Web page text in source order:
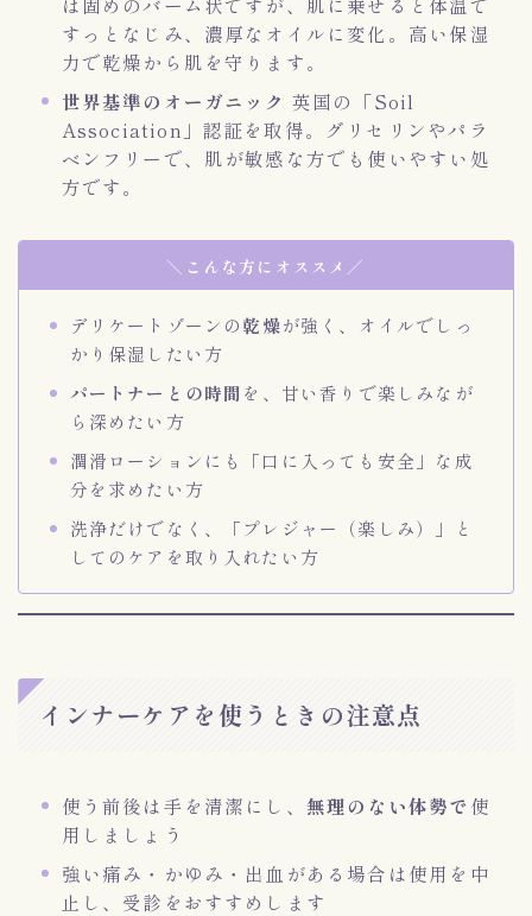
すっとなじみ、濃厚なオイルに変化。高い保湿
力で乾燥から肌を守ります。
世界基準のオーガニック 英国の「Soil
Association」認証を取得。グリセリンやパラ
ベンフリーで、肌が敏感な方でも使いやすい処
方です。
＼こんな方にオススメ／
デリケートゾーンの乾燥が強く、オイルでしっ
かり保湿したい方
パートナーとの時間を、甘い香りで楽しみなが
ら深めたい方
潤滑ローションにも「口に入っても安全」な成
分を求めたい方
洗浄だけでなく、「プレジャー（楽しみ）」と
してのケアを取り入れたい方
インナーケアを使うときの注意点
使う前後は手を清潔にし、 無理のない体勢で使
用しましょう
強い痛み・かゆみ・出血がある場合は使用を中
止し、受診をおすすめします